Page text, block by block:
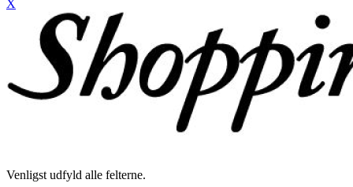
X
Venligst udfyld alle felterne.